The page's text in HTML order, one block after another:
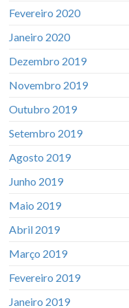
Fevereiro 2020
Janeiro 2020
Dezembro 2019
Novembro 2019
Outubro 2019
Setembro 2019
Agosto 2019
Junho 2019
Maio 2019
Abril 2019
Março 2019
Fevereiro 2019
Janeiro 2019